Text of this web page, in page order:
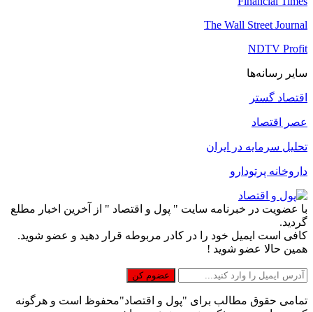
The Wall Street Journal
NDTV Profit
سایر رسانه‌ها
اقتصاد گستر
عصر اقتصاد
تحلیل سرمایه در ایران
داروخانه پرتودارو
با عضویت در خبرنامه سایت " پول و اقتصاد " از آخرین اخبار مطلع
گردید.
کافی است ایمیل خود را در کادر مربوطه قرار دهید و عضو شوید.
همین حالا عضو شوید !
تمامی حقوق مطالب برای "پول و اقتصاد"محفوظ است و هرگونه